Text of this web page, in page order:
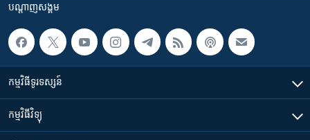
បណ្តាញ​សង្គម
កម្មវិធី​ទូរទស្សន៍
កម្មវិធី​វិទ្យុ